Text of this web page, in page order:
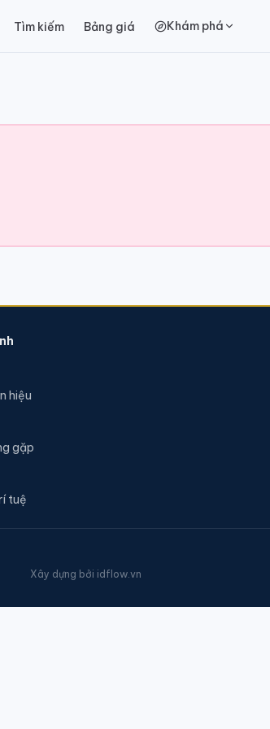
Tìm kiếm Bảng giá Khám phá
hiệu
gặp
tuệ
Xây dựng bởi idflow.vn